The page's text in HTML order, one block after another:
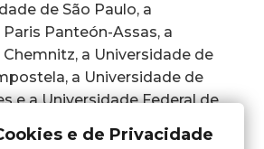
de São Paulo, a
Panteón-Assas, a
a Universidade de
a Universidade de
e a Universidade Federal de
Estado Português, o mais
e de Privacidade